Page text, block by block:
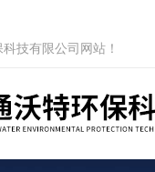
技有限公司网站！